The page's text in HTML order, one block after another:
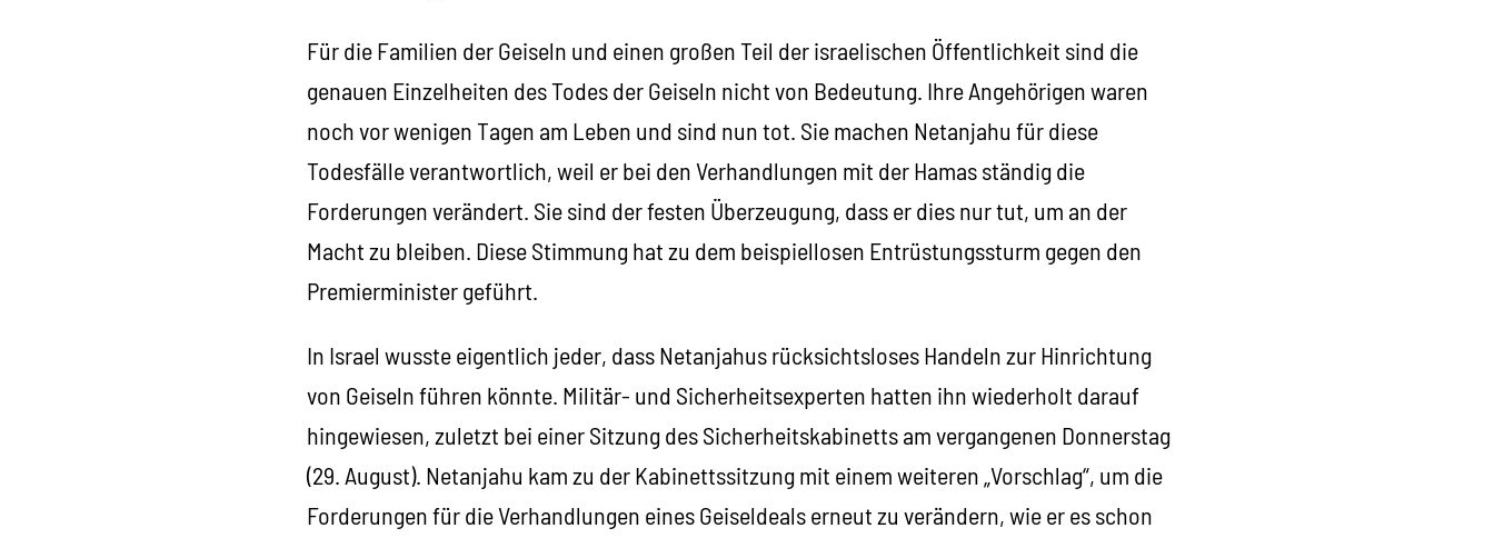
Für die Familien der Geiseln und einen großen Teil der israelischen Öffentlichkeit sind die
genauen Einzelheiten des Todes der Geiseln nicht von Bedeutung. Ihre Angehörigen waren
noch vor wenigen Tagen am Leben und sind nun tot. Sie machen Netanjahu für diese
Todesfälle verantwortlich, weil er bei den Verhandlungen mit der Hamas ständig die
Forderungen verändert. Sie sind der festen Überzeugung, dass er dies nur tut, um an der
Macht zu bleiben. Diese Stimmung hat zu dem beispiellosen Entrüstungssturm gegen den
Premierminister geführt.
In Israel wusste eigentlich jeder, dass Netanjahus rücksichtsloses Handeln zur Hinrichtung
von Geiseln führen könnte. Militär- und Sicherheitsexperten hatten ihn wiederholt darauf
hingewiesen, zuletzt bei einer Sitzung des Sicherheitskabinetts am vergangenen Donnerstag
(29. August). Netanjahu kam zu der Kabinettssitzung mit einem weiteren „Vorschlag“, um die
Forderungen für die Verhandlungen eines Geiseldeals erneut zu verändern, wie er es schon